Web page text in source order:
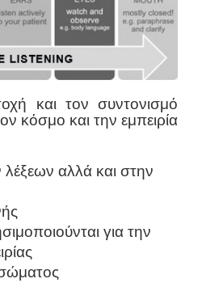
και τον συντονισμό
κόσμο και την εμπειρία
αλλά και στην
για την